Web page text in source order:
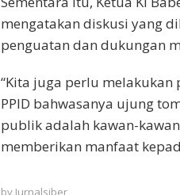
mengatakan diskusi yang
penguatan dan dukungan
“Kita juga perlu melakukan
PPID bahwasanya ujung
publik adalah kawan-
memberikan manfaat
by Jurnalsiber